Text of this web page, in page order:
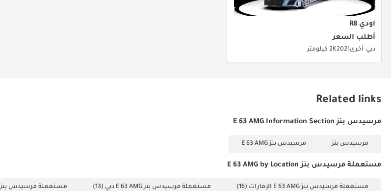
أودي R8
أطلب السعر
دبي أخرى20212K كيلومتر
Related links
مرسيدس بنز E 63 AMG Information Section
مرسيدس بنز مرسيدس بنز E 63 AMG
مستعملة مرسيدس بنز E 63 AMG by Location
مستعملة مرسيدس بنز E 63 AMG الإمارات (16) مستعملة مرسيدس بنز E 63 AMG دبي (13) مستعملة مرسيدس بنز E 63 AMG الشارقة